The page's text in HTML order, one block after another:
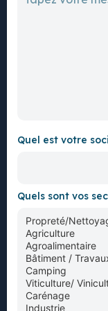
Quel est votre
Quels sont vos